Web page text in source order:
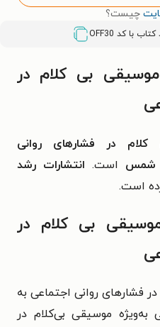
چیست؟
OFF30
بی کلام در
کلام در فشارهای روانی
شمس است. انتشارات رشد
است.
موسیقی بی کلام در
فشارهای روانی اجتماعی به
موسیقی بی‌کلام در